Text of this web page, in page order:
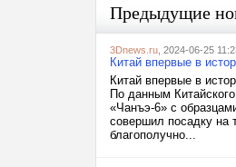
Предыдущие
3Dnews.ru , 2024-06-25
Китай впервые в
Китай впервые в
По данным
«Чанъэ-6» с
совершил посадку на
благополучно...